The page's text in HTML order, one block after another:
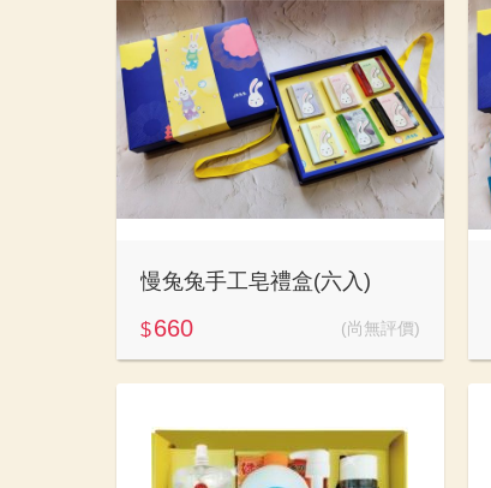
慢兔兔手工皂禮盒(六入)
$660 (尚無評價)